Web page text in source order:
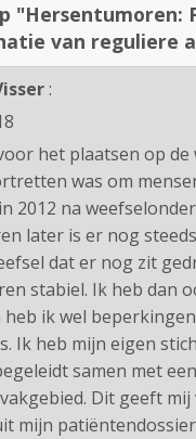
"Hersentumoren:
van reguliere
:
het plaatsen op
was om
2012 na
later is er nog
dat er nog zit
stabiel. Ik heb dan
heb ik wel
Ik heb mijn eigen
samen met
Dit geeft
mijn